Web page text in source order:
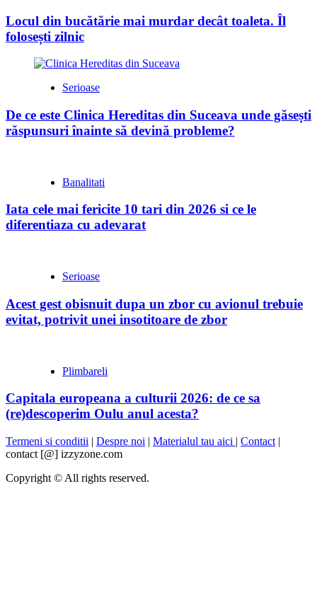
Locul din bucătărie mai murdar decât toaleta. Îl
folosești zilnic
Serioase
De ce este Clinica Hereditas din Suceava unde găsești
răspunsuri înainte să devină probleme?
Banalitati
Iata cele mai fericite 10 tari din 2026 si ce le
diferentiaza cu adevarat
Serioase
Acest gest obisnuit dupa un zbor cu avionul trebuie
evitat, potrivit unei insotitoare de zbor
Plimbareli
Capitala europeana a culturii 2026: de ce sa
(re)descoperim Oulu anul acesta?
Termeni si conditii | Despre noi | Materialul tau aici | Contact |
contact [@] izzyzone.com
Copyright © All rights reserved.